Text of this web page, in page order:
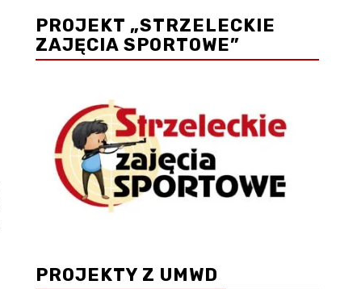
PROJEKT „STRZELECKIE
ZAJĘCIA SPORTOWE”
PROJEKTY Z UMWD